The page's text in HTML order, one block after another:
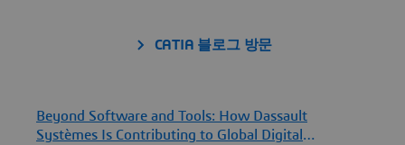
CATIA 블로그 방문
Beyond Software and Tools: How Dassault
Systèmes Is Contributing to Global Digital